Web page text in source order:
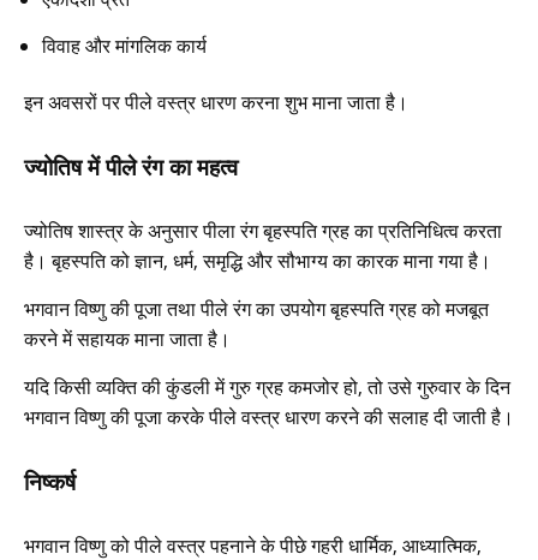
विवाह और मांगलिक कार्य
इन अवसरों पर पीले वस्त्र धारण करना शुभ माना जाता है।
ज्योतिष में पीले रंग का महत्व
ज्योतिष शास्त्र के अनुसार पीला रंग बृहस्पति ग्रह का प्रतिनिधित्व करता
है। बृहस्पति को ज्ञान, धर्म, समृद्धि और सौभाग्य का कारक माना गया है।
भगवान विष्णु की पूजा तथा पीले रंग का उपयोग बृहस्पति ग्रह को मजबूत
करने में सहायक माना जाता है।
यदि किसी व्यक्ति की कुंडली में गुरु ग्रह कमजोर हो, तो उसे गुरुवार के दिन
भगवान विष्णु की पूजा करके पीले वस्त्र धारण करने की सलाह दी जाती है।
निष्कर्ष
भगवान विष्णु को पीले वस्त्र पहनाने के पीछे गहरी धार्मिक, आध्यात्मिक,